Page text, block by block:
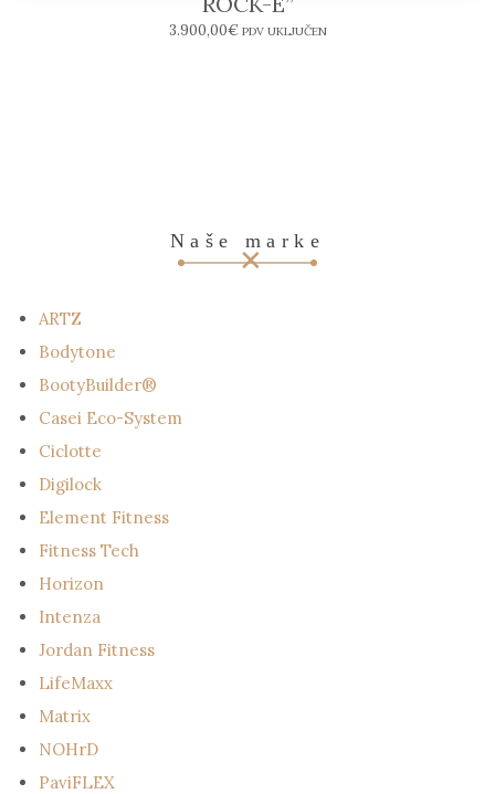
3.900,00€ PDV UKLJUČEN
Naše marke
ARTZ
Bodytone
BootyBuilder®
Casei Eco-System
Ciclotte
Digilock
Element Fitness
Fitness Tech
Horizon
Intenza
Jordan Fitness
LifeMaxx
Matrix
NOHrD
PaviFLEX